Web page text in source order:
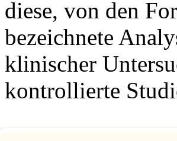
diese, von den
bezeichnete
klinischer
kontrollierte